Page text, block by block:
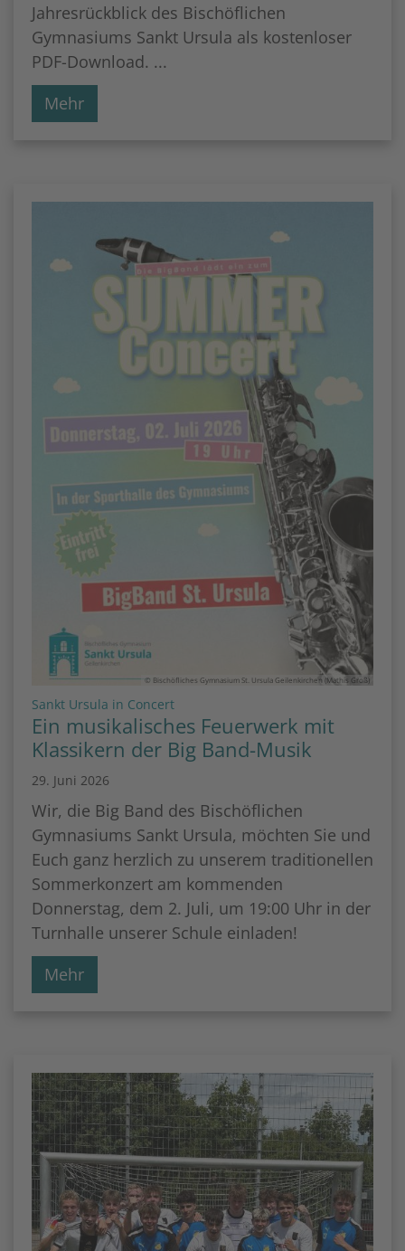
Jahresrückblick des Bischöflichen
Gymnasiums Sankt Ursula als kostenloser
PDF-Download. ...
Mehr
© Bischöfliches Gymnasium St. Ursula Geilenkirchen (Mathis Groß)
Sankt Ursula in Concert:
Ein musikalisches Feuerwerk mit
Klassikern der Big Band-Musik
29. Juni 2026
Wir, die Big Band des Bischöflichen
Gymnasiums Sankt Ursula, möchten Sie und
Euch ganz herzlich zu unserem traditionellen
Sommerkonzert am kommenden
Donnerstag, dem 2. Juli, um 19:00 Uhr in der
Turnhalle unserer Schule einladen!
Mehr